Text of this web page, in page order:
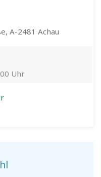
A-2481 Achau
Uhr